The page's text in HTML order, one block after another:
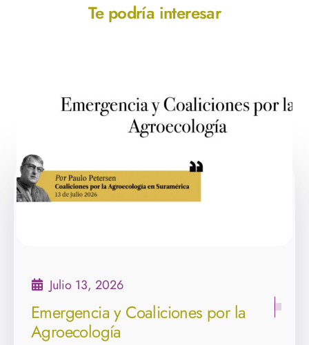
Te podría interesar
Julio 13, 2026
Emergencia y Coaliciones por la
Agroecología